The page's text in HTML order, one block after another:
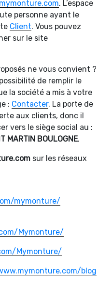
. L’espace
personne ayant le
Client. Vous pouvez
sur le site
ne vous convient ?
de remplir le
la société a mis à votre
: Contacter. La porte de
aux clients, donc il
vers le siège social au :
MARTIN BOULOGNE.
sur les réseaux
mymonture/
Mymonture/
Mymonture/
blog